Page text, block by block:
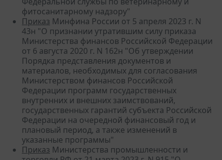
фитосанитарному надзору"
Приказ Минфина России от 5 апреля 2023 г. N
43н "О признании утратившим силу приказа
Министерства финансов Российской Федерации
от 6 августа 2020 г. N 162н "Об утверждении
Порядка представления документов и
материалов, необходимых для согласования
Министерством финансов Российской
Федерации программ государственных
внутренних и внешних заимствований,
государственных гарантий субъекта Российской
Федерации на очередной финансовый год и
плановый период, а также изменений в
указанные программы"
Приказ Министерства промышленности и